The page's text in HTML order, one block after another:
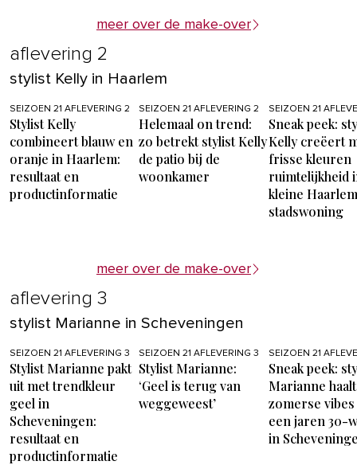
meer over de make-over
aflevering 2
stylist Kelly in Haarlem
SEIZOEN 21 AFLEVERING 2
Stylist Kelly
combineert blauw en
oranje in Haarlem:
resultaat en
productinformatie
SEIZOEN 21 AFLEVERING 2
Helemaal on trend:
zo betrekt stylist Kelly
de patio bij de
woonkamer
SEIZOEN 21
Sneak peek:
Kelly creëert
frisse kleuren
ruimtelijkheid
kleine
stadswoning
meer over de make-over
aflevering 3
stylist Marianne in Scheveningen
SEIZOEN 21 AFLEVERING 3
Stylist Marianne pakt
uit met trendkleur
geel in
Scheveningen:
resultaat en
productinformatie
SEIZOEN 21 AFLEVERING 3
Stylist Marianne:
‘Geel is terug van
weggeweest’
SEIZOEN 21
Sneak peek:
Marianne haalt
zomerse
een jaren 30-
in